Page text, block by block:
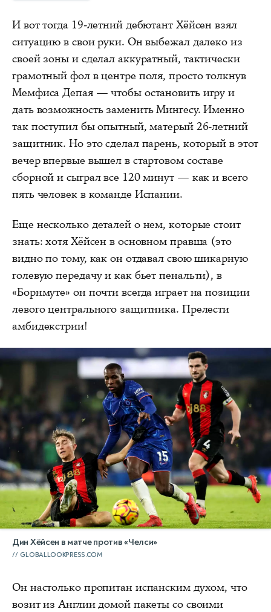
И вот тогда 19-летний дебютант Хёйсен взял
ситуацию в свои руки. Он выбежал далеко из
своей зоны и сделал аккуратный, тактически
грамотный фол в центре поля, просто толкнув
Мемфиса Депая — чтобы остановить игру и
дать возможность заменить Мингесу. Именно
так поступил бы опытный, матерый 26-летний
защитник. Но это сделал парень, который в этот
вечер впервые вышел в стартовом составе
сборной и сыграл все 120 минут — как и всего
пять человек в команде Испании.
Еще несколько деталей о нем, которые стоит
знать: хотя Хёйсен в основном правша (это
видно по тому, как он отдавал свою шикарную
голевую передачу и как бьет пенальти), в
«Борнмуте» он почти всегда играет на позиции
левого центрального защитника. Прелести
амбидекстрии!
Дин Хёйсен в матче против «Челси»
GLOBALLOOKPRESS.COM
Он настолько пропитан испанским духом, что
возит из Англии домой пакеты со своими